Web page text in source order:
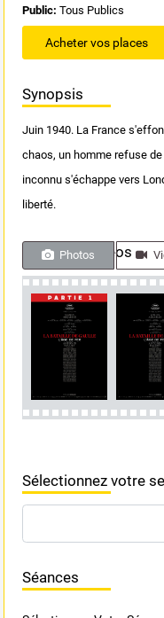
Public:Tous Publics
Acheter vos places
Synopsis
Juin 1940. La France
chaos, un homme refuse
inconnu s'échappe vers
liberté.
Photos & videos
Photos
Sélectionnez votre
Séances